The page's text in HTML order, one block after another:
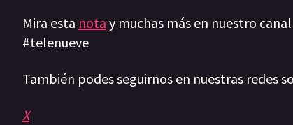
Mira esta nota y muchas más en nuestro
#telenueve
También podes seguirnos en nuestras redes
X